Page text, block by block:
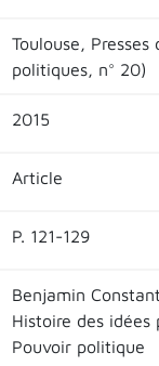
Toulouse,
politiques, n° 20)
2015
Article
P. 121-129
Benjamin
Histoire des idées
Pouvoir politique